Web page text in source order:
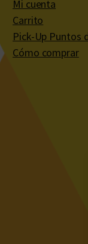
Mi cuenta
Carrito
Pick-Up Puntos
Cómo comprar